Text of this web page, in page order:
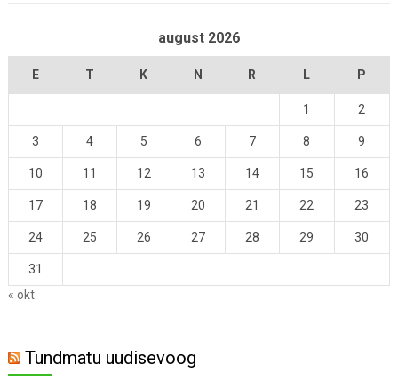
august 2026
E T K N R L P
1 2
3 4 5 6 7 8 9
10 11 12 13 14 15 16
17 18 19 20 21 22 23
24 25 26 27 28 29 30
31
« okt
Tundmatu uudisevoog